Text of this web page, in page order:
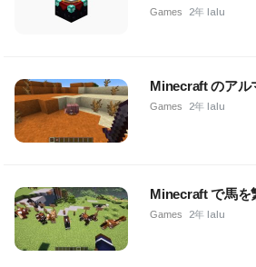
Games 2年 lalu
Minecraft のアル
Games 2年 lalu
Minecraft で馬を
Games 2年 lalu